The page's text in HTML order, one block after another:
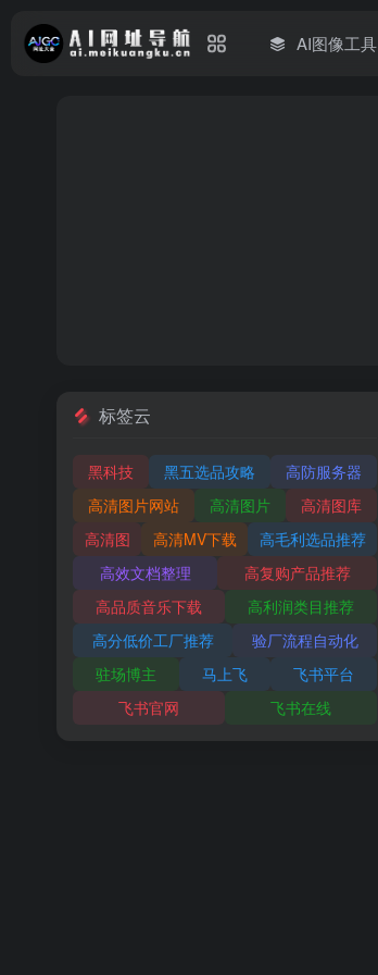
AI图像工具
标签云
黑科技 黑五选品攻略
高防服务器
高清图片网站
高清图片
高清图库
高清图
高清MV下载
高毛利选品推荐
高效文档整理
高复购产品推荐
高品质音乐下载
高利润类目推荐
高分低价工厂推荐
验厂流程自动化
驻场博主
马上飞
飞书平台
飞书官网
飞书在线